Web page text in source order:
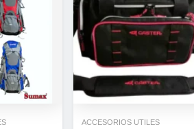
ACCESORIOS UTILES